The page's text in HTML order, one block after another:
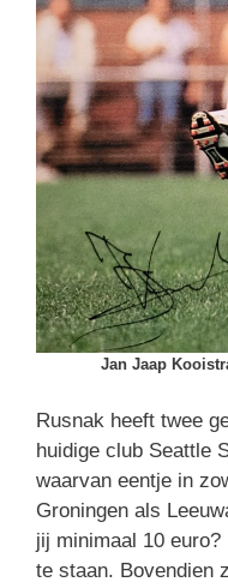
Jan Jaap
Rusnak heeft twee
huidige club Seattle
waarvan eentje in
Groningen als
jij minimaal 10
te staan. Bovendien